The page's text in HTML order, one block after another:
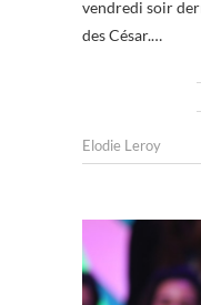
vendredi soir
des César.…
Elodie Leroy